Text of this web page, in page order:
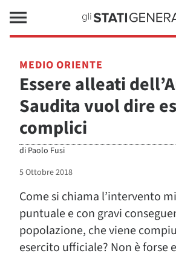
MEDIO ORIENTE
Essere alleati
Saudita vuol dire
complici
di Paolo Fusi
5 Ottobre 2018
Come si chiama l’intervento
puntuale e con gravi
popolazione, che viene
esercito ufficiale? Non è forse